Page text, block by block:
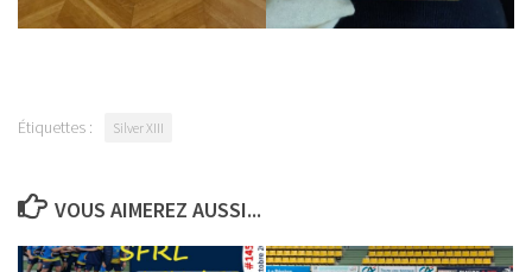
Étiquettes : Silver XIII
VOUS AIMEREZ AUSSI...